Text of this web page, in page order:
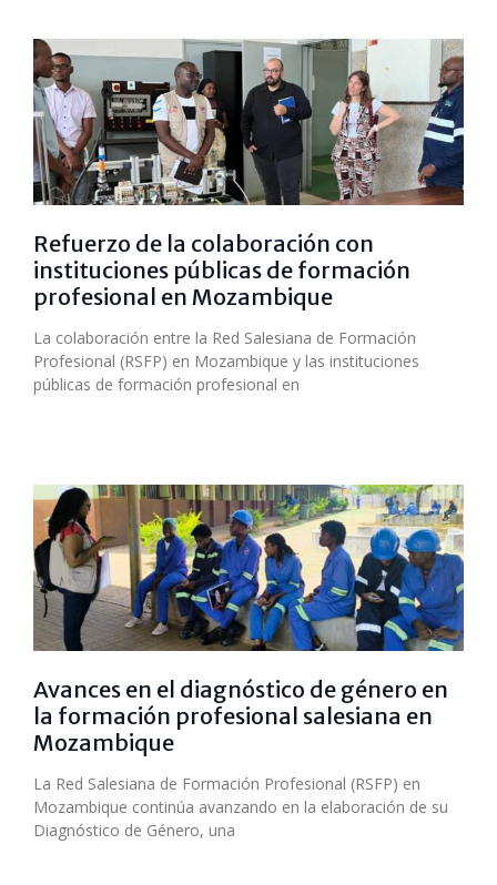
Refuerzo de la colaboración con
instituciones públicas de formación
profesional en Mozambique
La colaboración entre la Red Salesiana de Formación
Profesional (RSFP) en Mozambique y las instituciones
públicas de formación profesional en
Avances en el diagnóstico de género en
la formación profesional salesiana en
Mozambique
La Red Salesiana de Formación Profesional (RSFP) en
Mozambique continúa avanzando en la elaboración de su
Diagnóstico de Género, una